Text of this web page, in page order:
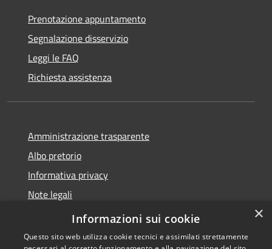
Prenotazione appuntamento
Segnalazione disservizio
Leggi le FAQ
Richiesta assistenza
Amministrazione trasparente
Albo pretorio
Informativa privacy
Note legali
Dichiarazione di accessibilità
×
Informazioni sui cookie
Questo sito web utilizza cookie tecnici e assimilati strettamente